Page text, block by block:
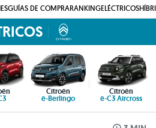
GUÍAS DE COMPRARANKINGELÉCTRICOS
Citroën
ë-Berlingo
Citroën
ë-C3 Aircross